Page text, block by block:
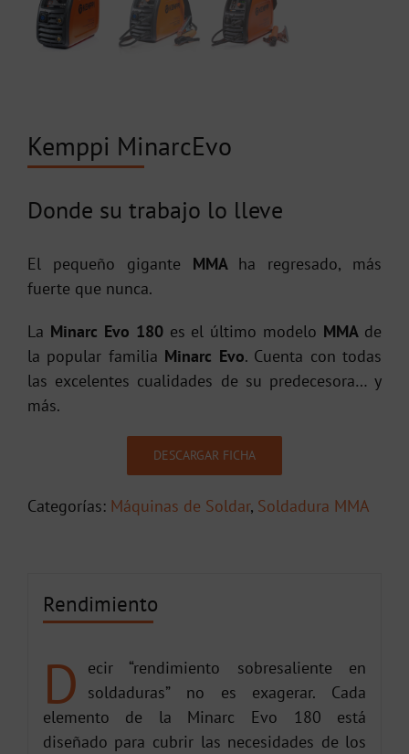
Kemppi MinarcEvo
Donde su trabajo lo lleve
El pequeño gigante MMA ha regresado, más
fuerte que nunca.
La Minarc Evo 180es el último modelo MMA de
la popular familia Minarc Evo. Cuenta con todas
las excelentes cualidades de su predecesora… y
más.
DESCARGAR FICHA
Categorías: Máquinas de Soldar, Soldadura MMA
Rendimiento
D
ecir “rendimiento sobresaliente en
soldaduras” no es exagerar. Cada
elemento de la Minarc Evo 180 está
diseñado para cubrir las necesidades de los